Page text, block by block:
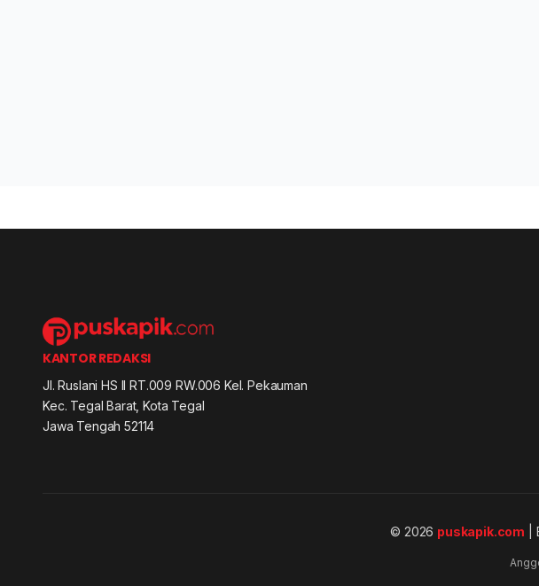
KANTOR REDAKSI
Jl. Ruslani HS II RT.009 RW.006 Kel. Pekauman
Kec. Tegal Barat, Kota Tegal
Jawa Tengah 52114
© 2026 puskapik.com |